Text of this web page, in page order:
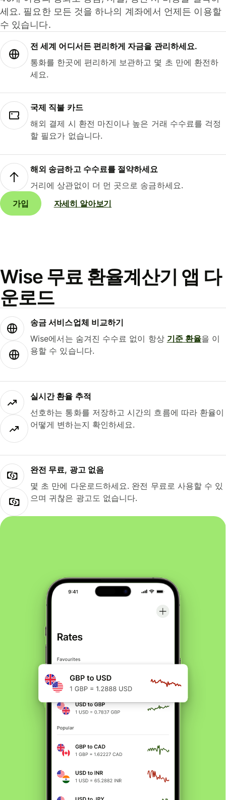
세요. 필요한 모든 것을 하나의 계좌에서 언제든 이용할
수 있습니다.
전 세계 어디서든 편리하게 자금을 관리하세요.
통화를 한곳에 편리하게 보관하고 몇 초 만에 환전하
세요.
국제 직불 카드
해외 결제 시 환전 마진이나 높은 거래 수수료를 걱정
할 필요가 없습니다.
해외 송금하고 수수료를 절약하세요
거리에 상관없이 더 먼 곳으로 송금하세요.
가입
자세히 알아보기
Wise 무료 환율계산기 앱 다
운로드
송금 서비스업체 비교하기
Wise에서는 숨겨진 수수료 없이 항상 기준 환율을 이
용할 수 있습니다.
실시간 환율 추적
선호하는 통화를 저장하고 시간의 흐름에 따라 환율이
어떻게 변하는지 확인하세요.
완전 무료, 광고 없음
몇 초 만에 다운로드하세요. 완전 무료로 사용할 수 있
으며 귀찮은 광고도 없습니다.